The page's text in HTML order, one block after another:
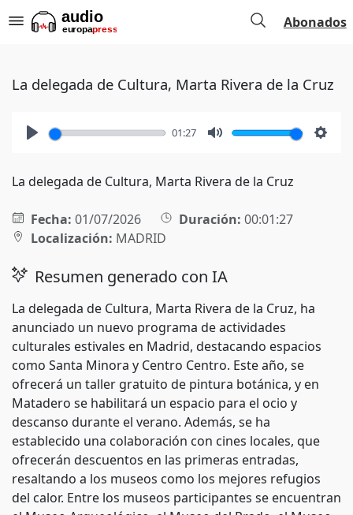
Abonados
La delegada de Cultura, Marta Rivera de la Cruz
01:27
La delegada de Cultura, Marta Rivera de la Cruz
Fecha: 01/07/2026 Duración: 00:01:27
Localización: MADRID
Resumen generado con IA
La delegada de Cultura, Marta Rivera de la Cruz, ha
anunciado un nuevo programa de actividades
culturales estivales en Madrid, destacando espacios
como Santa Minora y Centro Centro. Este año, se
ofrecerá un taller gratuito de pintura botánica, y en
Matadero se habilitará un espacio para el ocio y
descanso durante el verano. Además, se ha
establecido una colaboración con cines locales, que
ofrecerán descuentos en las primeras entradas,
resaltando a los museos como los mejores refugios
del calor. Entre los museos participantes se encuentran